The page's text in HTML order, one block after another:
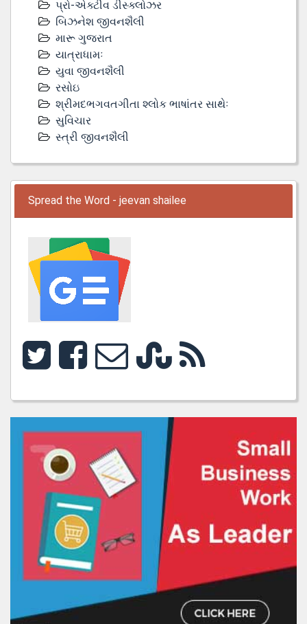
પ્રો-એક્ટીવ ડીસ્‍ક્લોઝર
બિઝનેશ જીવનશૈલી
મારૂ ગુજરાત
યાત્રાધામઃ
યુવા જીવનશૈલી
રસોઇ
શ્રીમદભગવતગીતા શ્લોક ભાષાંતર સાથેઃ
સુવિચાર
સ્ત્રી જીવનશૈલી
Spread the Word - jeevan shailee